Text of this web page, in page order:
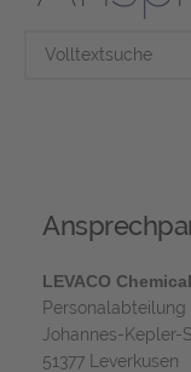
LEVACO
Personalabteilung
Johannes-Kepler-
51377 Leverkusen